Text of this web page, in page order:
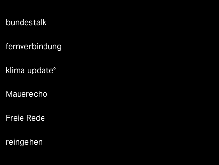
bundestalk
fernverbindung
klima update°
Mauerecho
Freie Rede
reingehen